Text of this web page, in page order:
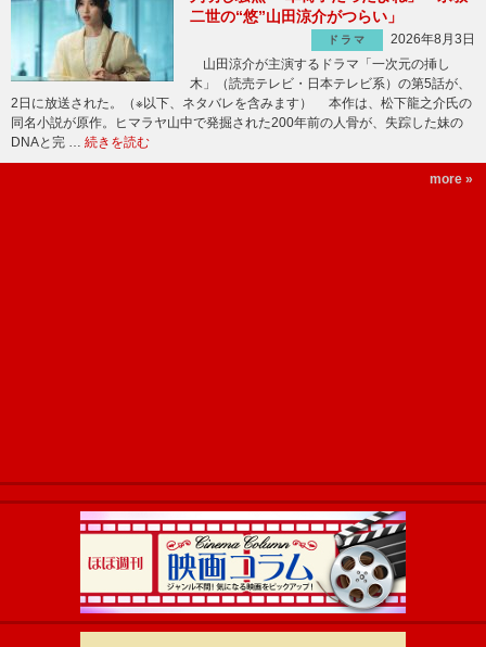
二世の“悠”山田涼介がつらい」
ドラマ
2026年8月3日
山田涼介が主演するドラマ「一次元の挿し
木」（読売テレビ・日本テレビ系）の第5話が、
2日に放送された。（※以下、ネタバレを含みます） 本作は、松下龍之介氏の
同名小説が原作。ヒマラヤ山中で発掘された200年前の人骨が、失踪した妹の
DNAと完 … 続きを読む
more »